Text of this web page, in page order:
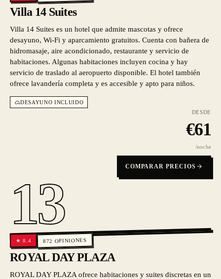
Villa 14 Suites
Villa 14 Suites es un hotel que admite mascotas y ofrece
desayuno, Wi-Fi y aparcamiento gratuitos. Cuenta con bañera de
hidromasaje, aire acondicionado, restaurante y servicio de
habitaciones. Algunas habitaciones incluyen cocina y hay
servicio de traslado al aeropuerto disponible. El hotel también
ofrece lavandería completa y es accesible y apto para niños.
DESAYUNO INCLUIDO
DESDE
€61
/noche
COMPARAR PRECIOS
13
★8.4 872 OPINIONES
ROYAL DAY PLAZA
ROYAL DAY PLAZA ofrece habitaciones y suites discretas en un